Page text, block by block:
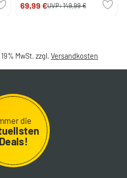
69,99 €UVP:149,99 €
MwSt. zzgl. Versandkosten
die
Deals!